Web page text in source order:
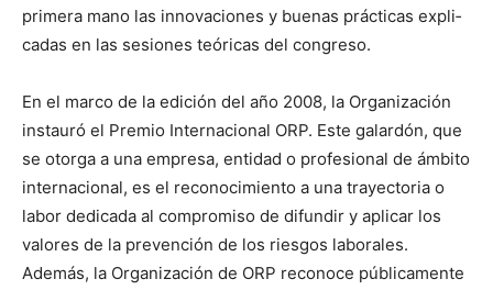
primera mano las inno­va­ciones y bue­nas prác­ti­cas expli­
cadas en las sesiones teóri­c­as del con­gre­so.
En el mar­co de la edi­ción del año 2008, la Orga­ni­zación
instau­ró el Pre­mio Inter­na­cional ORP. Este galardón, que
se otor­ga a una empre­sa, enti­dad o pro­fe­sion­al de ámbito
inter­na­cional, es el reconocimien­to a una trayec­to­ria o
labor ded­i­ca­da al com­pro­miso de difundir y aplicar los
val­ores de la pre­ven­ción de los ries­gos lab­o­rales.
Además, la Orga­ni­zación de ORP reconoce públi­ca­mente